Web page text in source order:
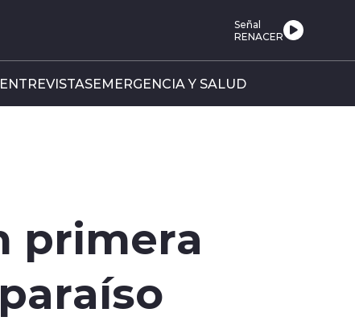
Señal
RENACER
ENTREVISTASEMERGENCIA Y SALUD
primera